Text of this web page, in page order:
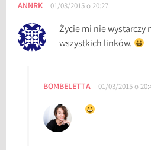
ANNRK 01/03/2015 o 20:27
Życie mi nie wystarczy
wszystkich linków.
BOMBELETTA 01/03/2015 o